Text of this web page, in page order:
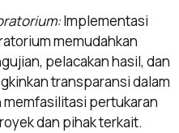
Implementasi
memudahkan
pelacakan hasil, dan
transparansi dalam
pertukaran
dan pihak terkait.